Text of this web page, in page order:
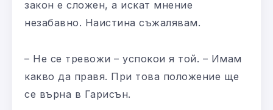
закон е сложен, а искат мнение
незабавно. Наистина съжалявам.
– Не се тревожи – успокои я той. – Имам
какво да правя. При това положение ще
се върна в Гарисън.